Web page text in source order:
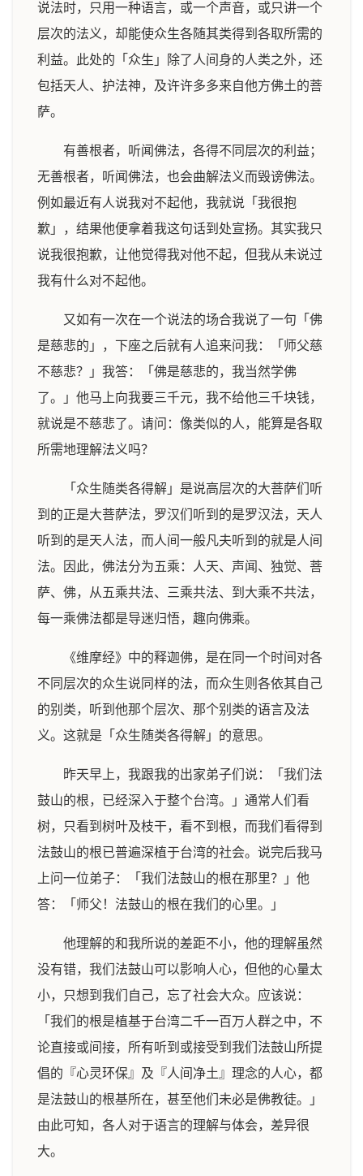
说法时，只用一种语言，或一个声音，或只讲一个
层次的法义，却能使众生各随其类得到各取所需的
利益。此处的「众生」除了人间身的人类之外，还
包括天人、护法神，及许许多多来自他方佛土的菩
萨。
有善根者，听闻佛法，各得不同层次的利益；
无善根者，听闻佛法，也会曲解法义而毁谤佛法。
例如最近有人说我对不起他，我就说「我很抱
歉」，结果他便拿着我这句话到处宣扬。其实我只
说我很抱歉，让他觉得我对他不起，但我从未说过
我有什么对不起他。
又如有一次在一个说法的场合我说了一句「佛
是慈悲的」，下座之后就有人追来问我：「师父慈
不慈悲？」我答：「佛是慈悲的，我当然学佛
了。」他马上向我要三千元，我不给他三千块钱，
就说是不慈悲了。请问：像类似的人，能算是各取
所需地理解法义吗？
「众生随类各得解」是说高层次的大菩萨们听
到的正是大菩萨法，罗汉们听到的是罗汉法，天人
听到的是天人法，而人间一般凡夫听到的就是人间
法。因此，佛法分为五乘：人天、声闻、独觉、菩
萨、佛，从五乘共法、三乘共法、到大乘不共法，
每一乘佛法都是导迷归悟，趣向佛乘。
《维摩经》中的释迦佛，是在同一个时间对各
不同层次的众生说同样的法，而众生则各依其自己
的别类，听到他那个层次、那个别类的语言及法
义。这就是「众生随类各得解」的意思。
昨天早上，我跟我的出家弟子们说：「我们法
鼓山的根，已经深入于整个台湾。」通常人们看
树，只看到树叶及枝干，看不到根，而我们看得到
法鼓山的根已普遍深植于台湾的社会。说完后我马
上问一位弟子：「我们法鼓山的根在那里？」他
答：「师父！法鼓山的根在我们的心里。」
他理解的和我所说的差距不小，他的理解虽然
没有错，我们法鼓山可以影响人心，但他的心量太
小，只想到我们自己，忘了社会大众。应该说：
「我们的根是植基于台湾二千一百万人群之中，不
论直接或间接，所有听到或接受到我们法鼓山所提
倡的『心灵环保』及『人间净土』理念的人心，都
是法鼓山的根基所在，甚至他们未必是佛教徒。」
由此可知，各人对于语言的理解与体会，差异很
大。